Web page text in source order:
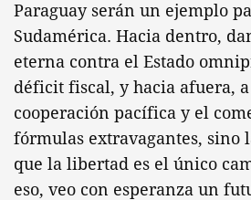
Paraguay serán un ejemplo
Sudamérica. Hacia dentro,
eterna contra el Estado
déficit fiscal, y hacia afuera,
cooperación pacífica y el
fórmulas extravagantes, sino
que la libertad es el único
eso, veo con esperanza un